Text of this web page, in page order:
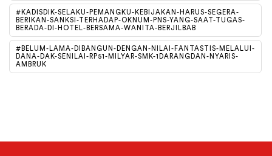
#KADISDIK-SELAKU-PEMANGKU-KEBIJAKAN-HARUS-SEGERA-
BERIKAN-SANKSI-TERHADAP-OKNUM-PNS-YANG-SAAT-TUGAS-
BERADA-DI-HOTEL-BERSAMA-WANITA-BERJILBAB
#BELUM-LAMA-DIBANGUN-DENGAN-NILAI-FANTASTIS-MELALUI-
DANA-DAK-SENILAI-RP51-MILYAR-SMK-1DARANGDAN-NYARIS-
AMBRUK